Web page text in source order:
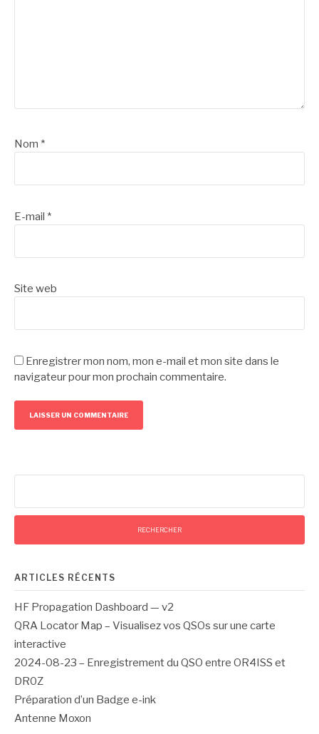
Nom *
E-mail *
Site web
Enregistrer mon nom, mon e-mail et mon site dans le
navigateur pour mon prochain commentaire.
ARTICLES RÉCENTS
HF Propagation Dashboard — v2
QRA Locator Map – Visualisez vos QSOs sur une carte
interactive
2024-08-23 – Enregistrement du QSO entre OR4ISS et
DR0Z
Préparation d’un Badge e-ink
Antenne Moxon